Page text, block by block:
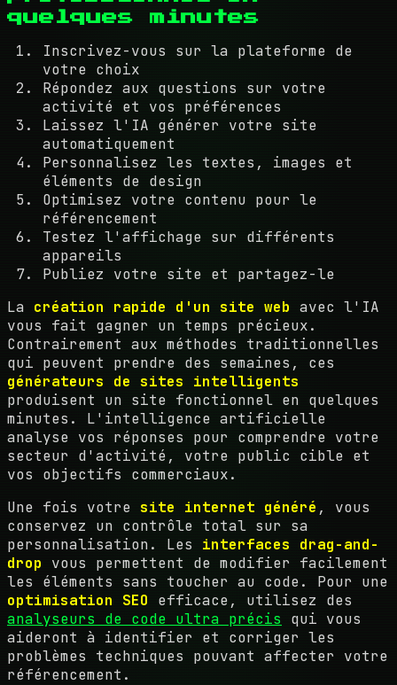
quelques minutes
Inscrivez-vous sur la plateforme de
votre choix
Répondez aux questions sur votre
activité et vos préférences
Laissez l'IA générer votre site
automatiquement
Personnalisez les textes, images et
éléments de design
Optimisez votre contenu pour le
référencement
Testez l'affichage sur différents
appareils
Publiez votre site et partagez-le
La création rapide d'un site web avec l'IA
vous fait gagner un temps précieux.
Contrairement aux méthodes traditionnelles
qui peuvent prendre des semaines, ces
générateurs de sites intelligents
produisent un site fonctionnel en quelques
minutes. L'intelligence artificielle
analyse vos réponses pour comprendre votre
secteur d'activité, votre public cible et
vos objectifs commerciaux.
Une fois votre site internet généré , vous
conservez un contrôle total sur sa
personnalisation. Les interfaces drag-and-
drop vous permettent de modifier facilement
les éléments sans toucher au code. Pour une
optimisation SEO efficace, utilisez des
analyseurs de code ultra précis qui vous
aideront à identifier et corriger les
problèmes techniques pouvant affecter votre
référencement.